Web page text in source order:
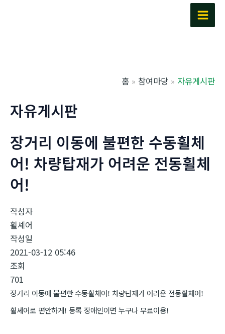
Main
홈 참여마당 자유게시판
자유게시판
장거리 이동에 불편한 수동휠체
어! 차량탑재가 어려운 전동휠체
어!
작성자
휠셰어
작성일
2021-03-12 05:46
조회
701
장거리 이동에 불편한 수동휠체어! 차량탑재가 어려운 전동휠체어!
휠셰어로 편안하게! 등록 장애인이면 누구나 무료이용!